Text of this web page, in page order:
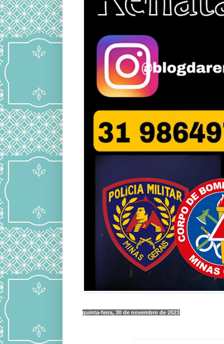
quinta-feira, 30 de novembro de 2023